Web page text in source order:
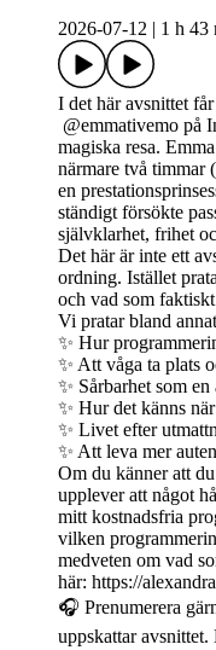
2026-07-12
1 h 43
I det här avsnittet
@emmativemo på
magiska resa.
närmare två timmar
en
ständigt försökte
självklarhet, frihet
Det här är inte ett
ordning. Istället
och vad som
Vi pratar bland
✨ Hur
✨ Att våga ta plats
✨ Sårbarhet som
✨ Hur det känns
✨ Livet efter
✨ Att leva mer
Om du känner att
upplever att något
mitt kostnadsfria
vilken
medveten om vad
här: https://
🎧 Prenumerera
uppskattar